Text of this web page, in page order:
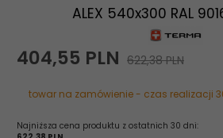
ALEX 540x300 RAL
404,55 PLN 622,38 PLN
towar na zamówienie - czas realizacji
Najniższa cena produktu z ostatnich 30 dni: